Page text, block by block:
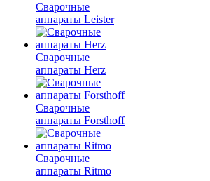
Сварочные
аппараты Leister
Сварочные
аппараты Herz
Сварочные
аппараты Forsthoff
Сварочные
аппараты Ritmo